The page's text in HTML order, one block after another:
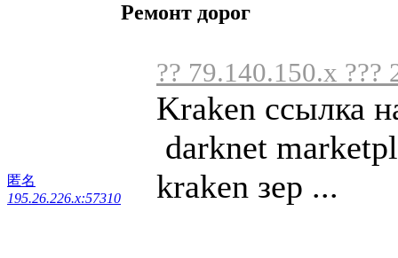
匿名
195.26.226.x:57310
Ремонт дорог
?? 79.140.150.x ???
Kraken ссылка
darknet
kraken зер ...